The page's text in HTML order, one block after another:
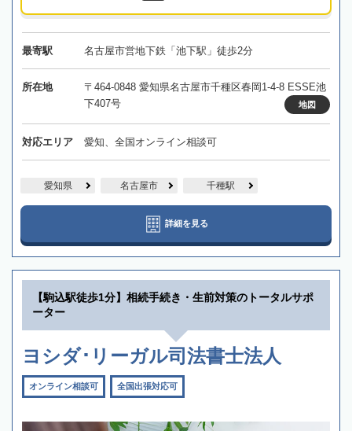
最寄駅 名古屋市営地下鉄「池下駅」徒歩2分
所在地
〒464-0848 愛知県名古屋市千種区春岡1-4-8 ESSE池
下407号
地図
対応エリア 愛知、全国オンライン相談可
愛知県 名古屋市 千種駅
詳細を見る
【駒込駅徒歩1分】相続手続き・生前対策のトータルサポ
ーター
ヨシダ･リーガル司法書士法人
オンライン相談可 全国出張対応可